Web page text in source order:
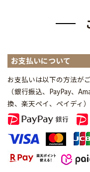
お支払いについて
お支払いは以下の方法が
（銀行振込、PayPay、
換、楽天ペイ、ペイディ ）